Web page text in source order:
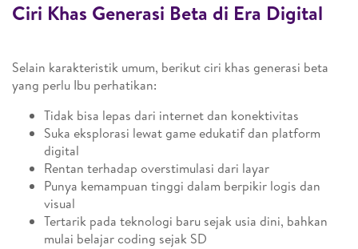
Ciri Khas Generasi Beta di Era Digital
Selain karakteristik umum, berikut ciri khas generasi beta
yang perlu Ibu perhatikan:
Tidak bisa lepas dari internet dan konektivitas
Suka eksplorasi lewat game edukatif dan platform
digital
Rentan terhadap overstimulasi dari layar
Punya kemampuan tinggi dalam berpikir logis dan
visual
Tertarik pada teknologi baru sejak usia dini, bahkan
mulai belajar coding sejak SD